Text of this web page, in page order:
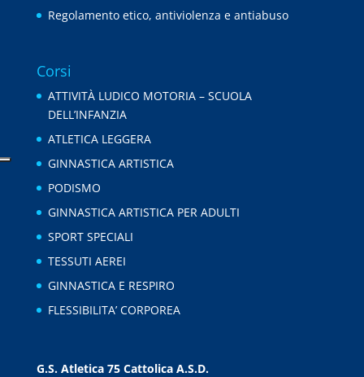
Regolamento etico, antiviolenza e antiabuso
Corsi
ATTIVITÀ LUDICO MOTORIA – SCUOLA
DELL’INFANZIA
ATLETICA LEGGERA
GINNASTICA ARTISTICA
PODISMO
GINNASTICA ARTISTICA PER ADULTI
SPORT SPECIALI
TESSUTI AEREI
GINNASTICA E RESPIRO
FLESSIBILITA’ CORPOREA
G.S. Atletica 75 Cattolica A.S.D.